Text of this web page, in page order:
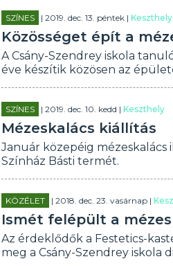
SZÍNES | 2019. dec. 13. péntek |Keszthely
Közösséget épít a
A Csány-Szendrey iskola
éve készítik közösen az
SZÍNES | 2019. dec. 10. kedd |Keszthely
Mézeskalács kiállítás
Január közepéig mézeskalács
Színház Básti termét.
KÖZÉLET | 2018. dec. 23. vasárnap |
Ismét felépült a
Az érdeklődők a Festetics-
meg a Csány-Szendrey iskola